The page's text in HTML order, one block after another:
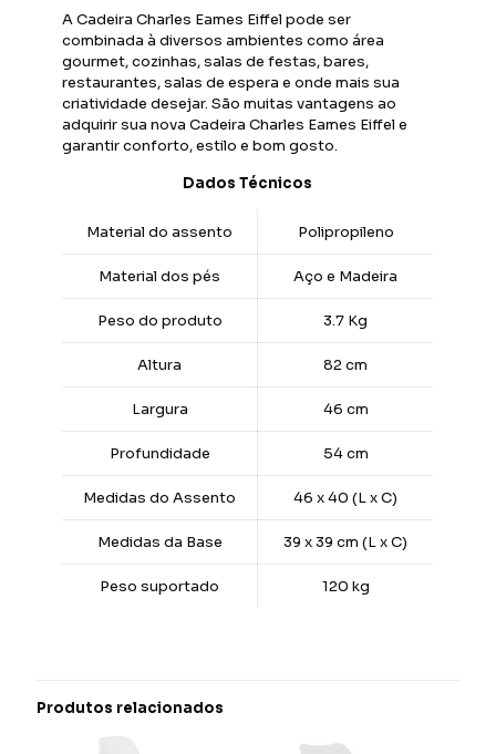
A Cadeira Charles Eames Eiffel pode ser
combinada à diversos ambientes como área
gourmet, cozinhas, salas de festas, bares,
restaurantes, salas de espera e onde mais sua
criatividade desejar. São muitas vantagens ao
adquirir sua nova Cadeira Charles Eames Eiffel e
garantir conforto, estilo e bom gosto.
Dados Técnicos
Material do assento Polipropileno
Material dos pés Aço e Madeira
Peso do produto 3.7 Kg
Altura 82 cm
Largura 46 cm
Profundidade 54 cm
Medidas do Assento 46 x 40 (L x C)
Medidas da Base 39 x 39 cm (L x C)
Peso suportado 120 kg
Produtos relacionados